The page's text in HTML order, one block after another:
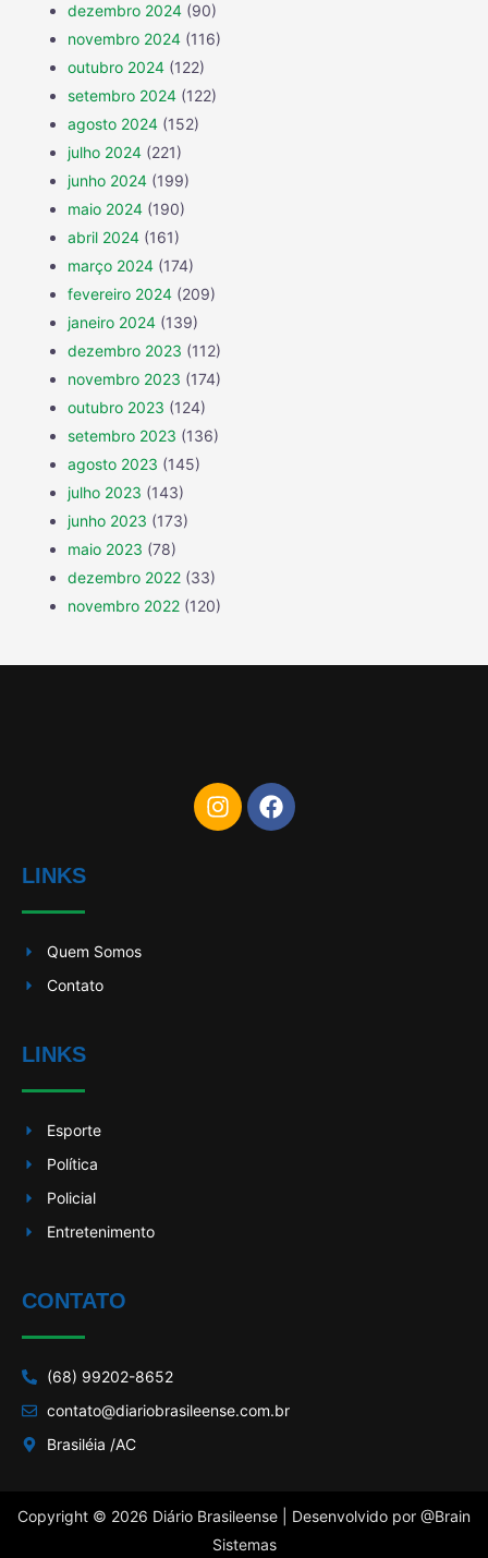
dezembro 2024 (90)
novembro 2024 (116)
outubro 2024 (122)
setembro 2024 (122)
agosto 2024 (152)
julho 2024 (221)
junho 2024 (199)
maio 2024 (190)
abril 2024 (161)
março 2024 (174)
fevereiro 2024 (209)
janeiro 2024 (139)
dezembro 2023 (112)
novembro 2023 (174)
outubro 2023 (124)
setembro 2023 (136)
agosto 2023 (145)
julho 2023 (143)
junho 2023 (173)
maio 2023 (78)
dezembro 2022 (33)
novembro 2022 (120)
LINKS
Quem Somos
Contato
LINKS
Esporte
Política
Policial
Entretenimento
CONTATO
(68) 99202-8652
contato@diariobrasileense.com.br
Brasiléia /AC
Copyright © 2026 Diário Brasileense | Desenvolvido por @Brain
Sistemas